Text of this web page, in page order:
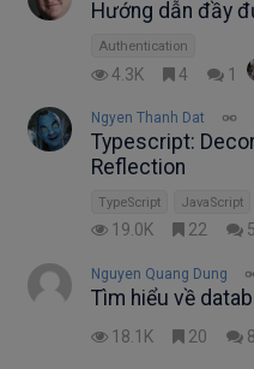
Hướng dẫn đầy
Authentication
4.3K 4 1
Ngyen Thanh Dat
Typescript:
Reflection
TypeScript JavaScript
19.0K 22 5
Nguyen Quang Dung
Tìm hiểu về
18.1K 20 8